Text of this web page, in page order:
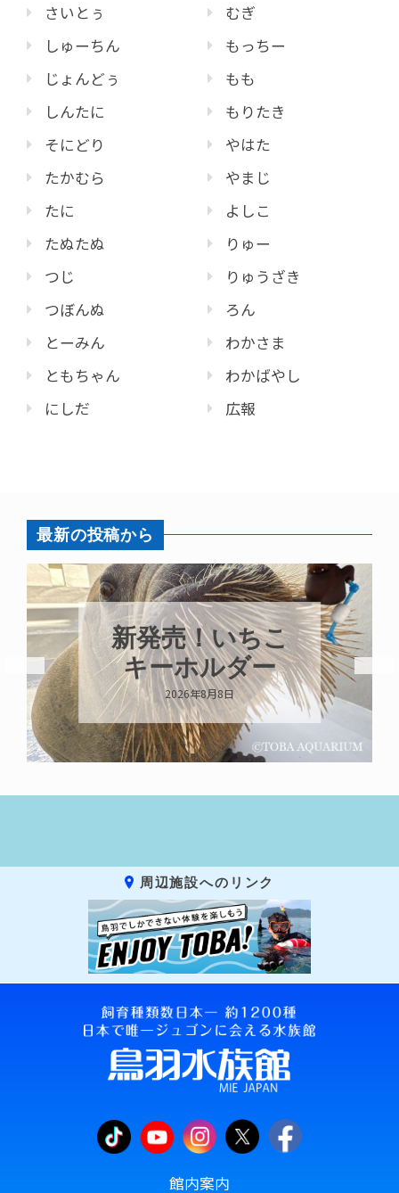
さいとぅ
しゅーちん
じょんどぅ
しんたに
そにどり
たかむら
たに
たぬたぬ
つじ
つぼんぬ
とーみん
ともちゃん
にしだ
むぎ
もっちー
もも
もりたき
やはた
やまじ
よしこ
りゅー
りゅうざき
ろん
わかさま
わかばやし
広報
最新の投稿から
！いちこ
ルダー
年8月8日
パラオ
ガイが交
いま
2026年8月7
周辺施設へのリンク
館内案内